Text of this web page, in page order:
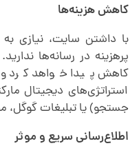
ا
ل
کاهش هزینه‌ها
با داشتن سایت، نیازی
پرهزینه در رسانه‌ها
کاهش پیدا خواهد کرد
جستجو) یا تبلیغات گوگل،
اطلاع‌رسانی سریع و موثر